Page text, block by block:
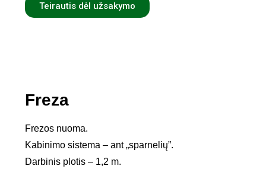
Teirautis dėl užsakymo
Freza
Frezos nuoma.
Kabinimo sistema – ant „sparnelių”.
Darbinis plotis – 1,2 m.